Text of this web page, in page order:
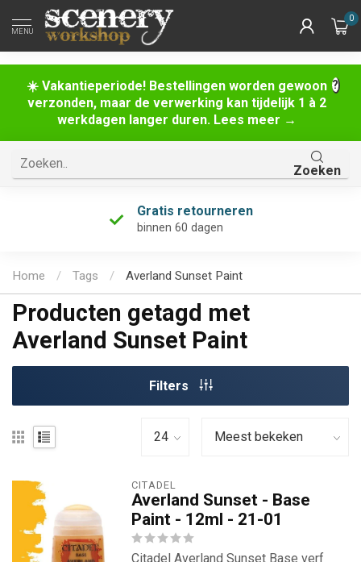
☀️ Vakantieperiode! Bestellingen worden gewoon
verzonden, maar de verwerking kan tijdelijk 1 à 2
werkdagen langer duren. Lees meer →
MENU
0
Zoeken
Gratis retourneren
binnen 60 dagen
Home / Tags / Averland Sunset Paint
Producten getagd met
Averland Sunset Paint
Filters
CITADEL
Averland Sunset - Base
Paint - 12ml - 21-01
Citadel Averland Sunset Base verf